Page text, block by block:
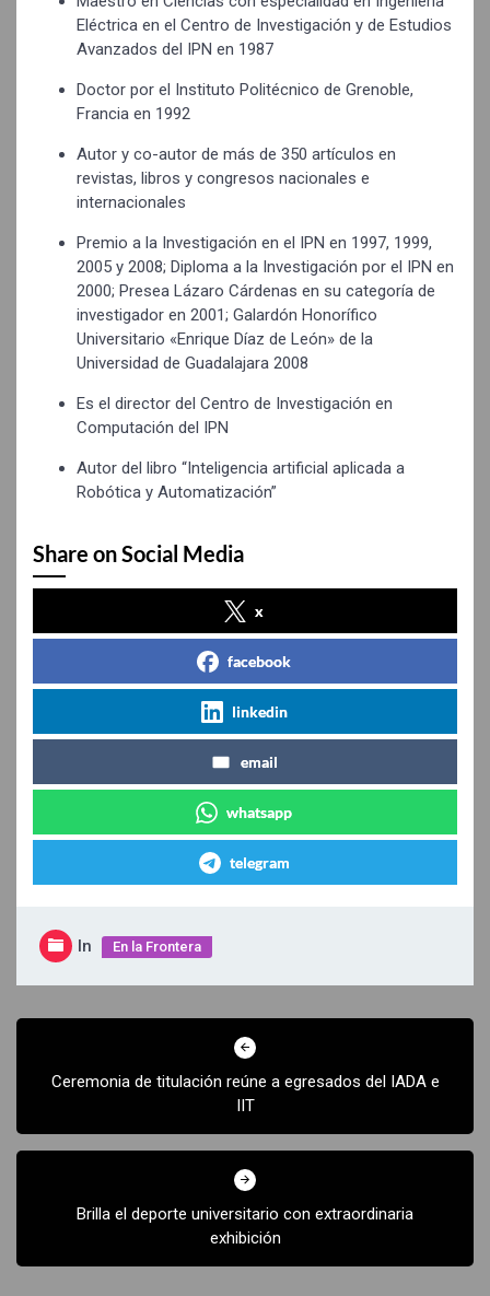
Eléctrica en el Centro de Investigación y de Estudios
Avanzados del IPN en 1987
Doctor por el Instituto Politécnico de Grenoble,
Francia en 1992
Autor y co-autor de más de 350 artículos en
revistas, libros y congresos nacionales e
internacionales
Premio a la Investigación en el IPN en 1997, 1999,
2005 y 2008; Diploma a la Investigación por el IPN en
2000; Presea Lázaro Cárdenas en su categoría de
investigador en 2001; Galardón Honorífico
Universitario «Enrique Díaz de León» de la
Universidad de Guadalajara 2008
Es el director del Centro de Investigación en
Computación del IPN
Autor del libro “Inteligencia artificial aplicada a
Robótica y Automatización”
Share on Social Media
x
facebook
linkedin
email
whatsapp
telegram
In En la Frontera
Navegación
entradas
Ceremonia de titulación reúne a egresados del IADA e
IIT
Brilla el deporte universitario con extraordinaria
exhibición